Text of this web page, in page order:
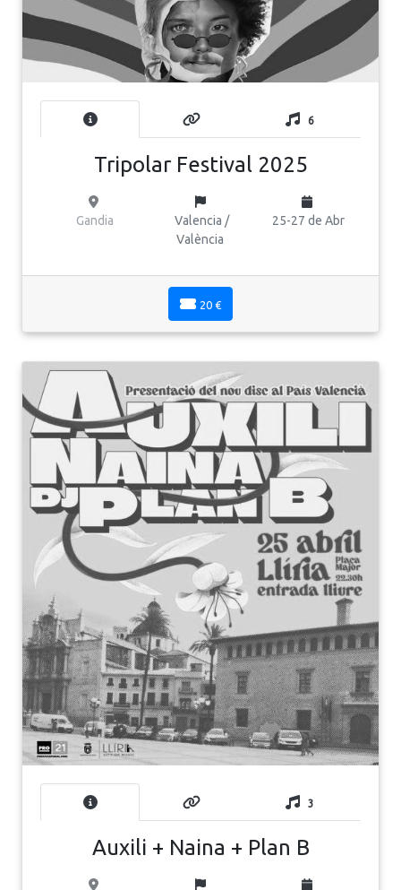
6
Tripolar Festival 2025
Gandia
Valencia /
València
25-27 de Abr
20 €
3
Auxili + Naina + Plan B